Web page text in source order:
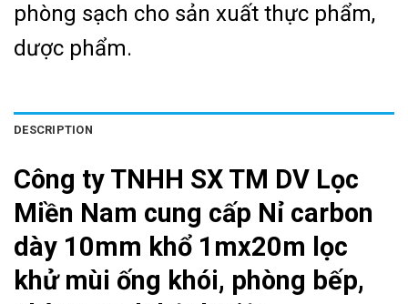
phòng sạch cho sản xuất thực phẩm,
dược phẩm.
DESCRIPTION
Công ty TNHH SX TM DV Lọc
Miền Nam cung cấp Nỉ carbon
dày 10mm khổ 1mx20m lọc
khử mùi ống khói, phòng bếp,